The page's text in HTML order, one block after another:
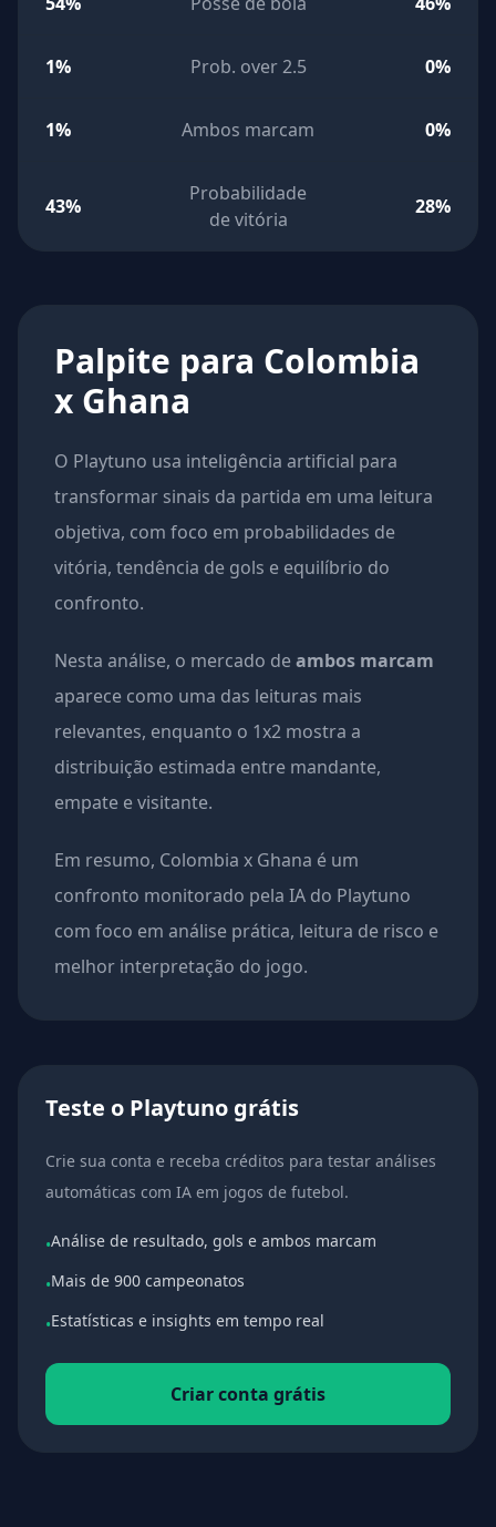
1% Prob. over 2.5 0%
1% Ambos marcam 0%
43%
Probabilidade
de vitória
28%
Palpite para Colombia
x Ghana
O Playtuno usa inteligência artificial para
transformar sinais da partida em uma leitura
objetiva, com foco em probabilidades de
vitória, tendência de gols e equilíbrio do
confronto.
Nesta análise, o mercado deambos marcam
aparece como uma das leituras mais
relevantes, enquanto o 1x2 mostra a
distribuição estimada entre mandante,
empate e visitante.
Em resumo, Colombia x Ghana é um
confronto monitorado pela IA do Playtuno
com foco em análise prática, leitura de risco e
melhor interpretação do jogo.
Teste o Playtuno grátis
Crie sua conta e receba créditos para testar análises
automáticas com IA em jogos de futebol.
•Análise de resultado, gols e ambos marcam
•Mais de 900 campeonatos
•Estatísticas e insights em tempo real
Criar conta grátis